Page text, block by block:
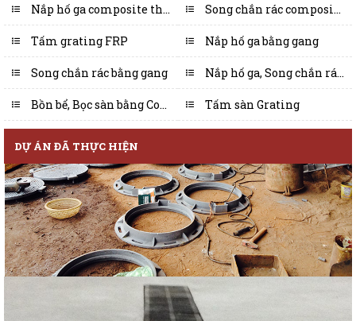
Nắp hố ga composite thông dụng Song chắn rác composite thông dụng
Tấm grating FRP Nắp hố ga bằng gang
Song chắn rác bằng gang Nắp hố ga, Song chắn rác theo yêu cầu
Bồn bể, Bọc sàn bằng Composite Tấm sàn Grating
DỰ ÁN ĐÃ THỰC HIỆN